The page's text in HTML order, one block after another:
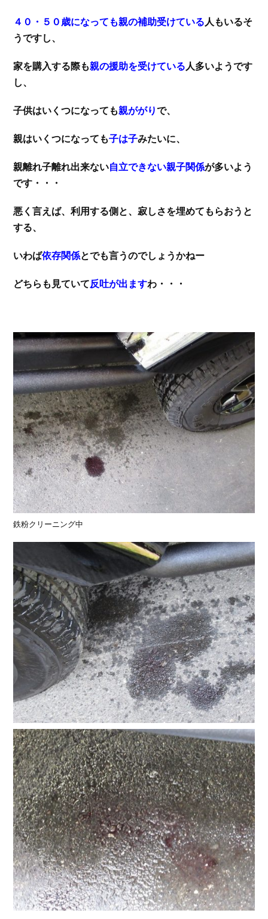
４０・５０歳になっても親の補助受けている 人もいるそ
うですし、
家を購入する際も親の援助を受けている 人多いようです
し、
子供はいくつになっても親ががりで、
親はいくつになっても子は子みたいに、
親離れ子離れ出来ない自立できない親子関係が多いよう
です・・・
悪く言えば、利用する側と、寂しさを埋めてもらおうと
する、
いわば依存関係とでも言うのでしょうかねー
どちらも見ていて反吐が出ますわ・・・
鉄粉クリーニング中